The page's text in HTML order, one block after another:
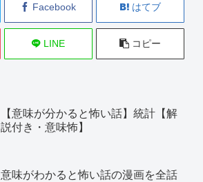
Facebook はてブ
LINE コピー
【意味が分かると怖い話】統計【解
説付き・意味怖】
意味がわかると怖い話の漫画を全話